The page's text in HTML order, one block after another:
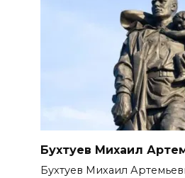
Бухтуев Михаил
Бухтуев Михаил